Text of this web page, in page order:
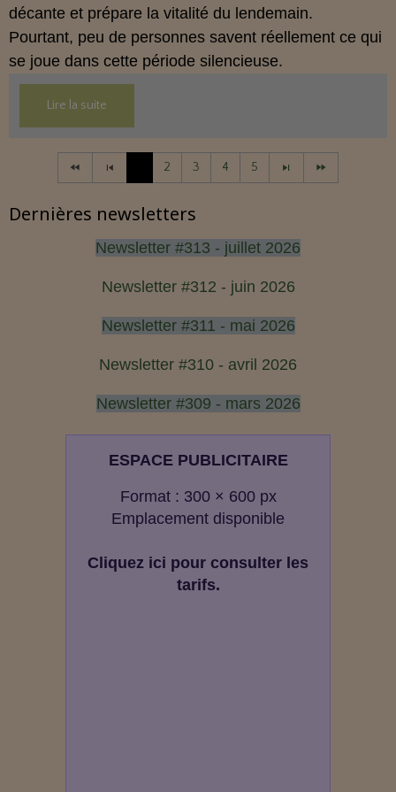
décante et prépare la vitalité du lendemain.
Pourtant, peu de personnes savent réellement ce qui
se joue dans cette période silencieuse.
Lire la suite
2 3 4 5
Dernières newsletters
Newsletter #313 - juillet 2026
Newsletter #312 - juin 2026
Newsletter #311 - mai 2026
Newsletter #310 - avril 2026
Newsletter #309 - mars 2026
ESPACE PUBLICITAIRE
Format : 300 × 600 px
Emplacement disponible
Cliquez ici pour consulter les
tarifs.